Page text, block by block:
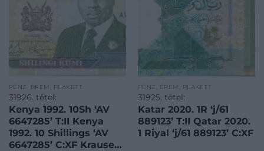
PÉNZ, ÉREM, PLAKETT
31926. tétel:
Kenya 1992. 10Sh ‘AV
6647285’ T:II Kenya
1992. 10 Shillings ‘AV
6647285’ C:XF Krause
PÉNZ, ÉREM, PLAKETT
31925. tétel:
Katar 2020. 1R ‘j/61
889123’ T:II Qatar 2020.
1 Riyal ‘j/61 889123’ C:XF